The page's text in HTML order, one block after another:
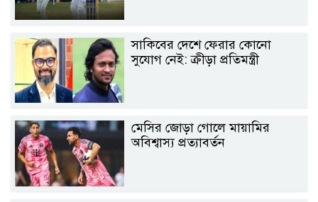
সাকিবের দেশে ফেরার কোনো
সুযোগ নেই: ক্রীড়া প্রতিমন্ত্রী
মেসির জোড়া গোলে মায়ামির
অবিশ্বাস্য প্রত্যাবর্তন